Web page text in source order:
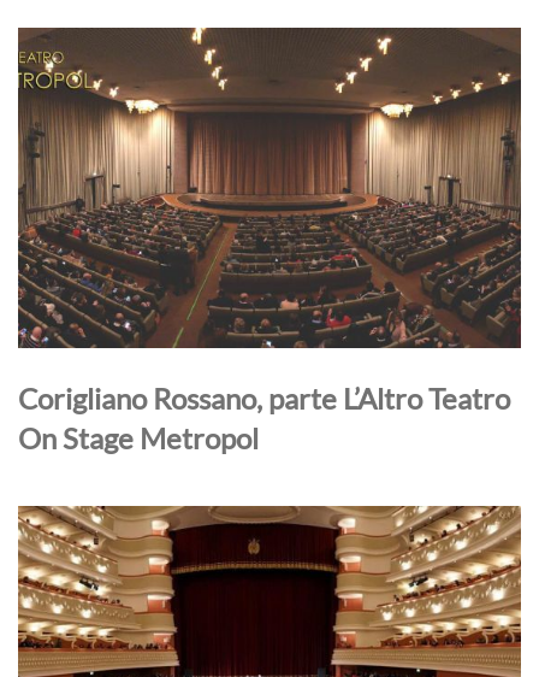
Corigliano Rossano, parte L’Altro Teatro
On Stage Metropol